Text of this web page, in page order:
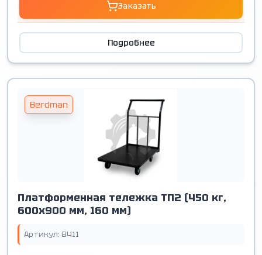
Заказать
Подробнее
Berdman
Платформенная тележка ТП2 (450 кг,
600х900 мм, 160 мм)
Артикул: 8411